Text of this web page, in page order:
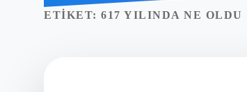
ETIKET: 617 YILINDA NE OLDU